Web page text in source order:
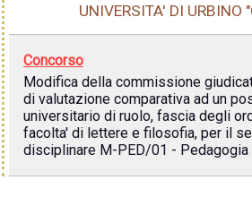
UNIVERSITA' DI URBINO
Concorso
Modifica della commissione
di valutazione comparativa ad un
universitario di ruolo, fascia degli
facolta' di lettere e filosofia, per il
disciplinare M-PED/01 - Pedagogia